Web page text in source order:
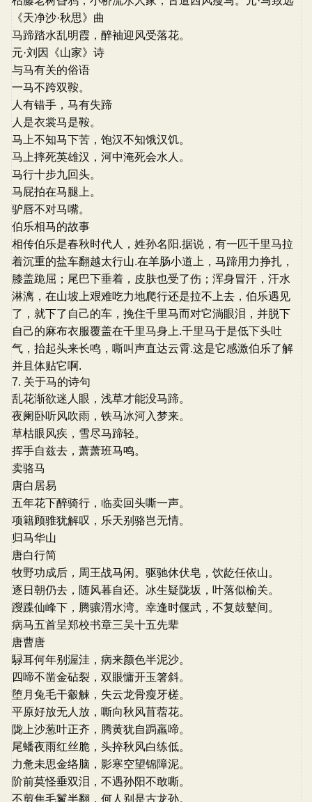
《天净沙·秋思》曲
马蹄踏水乱明霞，醉袖迎风受落花。
元·刘因《山家》诗
与马有关的俗语
一马不跨双鞍。
人有错手，马有失蹄
人是衣裳马是鞍。
马上不知马下苦，饱汉不知饿汉饥。
马上摔死英雄汉，河中淹死会水人。
马行十步九回头。
马屁拍在马腿上。
驴唇不对马嘴。
伯乐相马的故事
相传伯乐是春秋时代人，姓孙名阳.据说，有一匹千里马拉
着沉重的盐车翻越太行山.在羊肠小道上，马蹄用力挣扎，
膝盖跪屈；尾巴下垂着，皮肤也受了伤；浑身冒汗，汗水
淋漓，在山坡上艰难吃力地爬行还是拉不上去，伯乐遇见
了，就下了自己的车，挽住千里马而对它淌眼泪，并脱下
自己的麻布衣服覆盖在千里马身上.千里马于是低下头吐
气，抬起头来长鸣，嘶叫声直达云霄.这是它感激伯乐了解
并且体贴它啊.
7. 关于马的诗句
乱花渐欲迷人眼，浅草才能没马蹄。
夜阑卧听风吹雨，铁马冰河入梦来。
草枯眼风疾，雪尽马蹄轻。
挥手自兹去，萧萧班马鸣。
卖骆马
唐白居易
五年花下醉骑行，临卖回头嘶一声。
项籍顾骓犹解叹，乐天别骆岂无情。
归马华山
唐白行简
牧野功成后，周王战马闲。驱驰休伏皂，饮龁任依山。
逐日朝仍去，随风暮自还。冰生疑陇坂，叶落似榆关。
躞蹀仙峰下，腾骧渭水湾。幸逢时偃武，不复鼓鼙间。
病马五首呈郑校书章三吴十五先辈
唐曹唐
騄耳何年别渥洼，病来颜色半泥沙。
四啼不凿金砧裂，双眼慵开玉箸斜。
堕月兔毛干觳觫，失云龙骨瘦牙槎。
平原好放无人放，嘶向秋风苜蓿花。
陇上沙葱叶正齐，腾黄犹自跼羸啼。
尾蟠夜雨红丝脆，头捽秋风白练低。
力惫未思金络脑，影寒空望锦障泥。
阶前莫怪垂双泪，不遇孙阳不敢嘶。
不剪焦毛鬣半翻，何人别是古龙孙。